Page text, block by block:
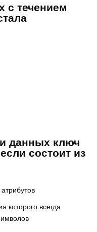
с течением
данных ключ
состоит из
которого всегда